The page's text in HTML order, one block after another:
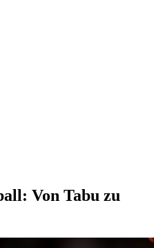
Von Tabu zu